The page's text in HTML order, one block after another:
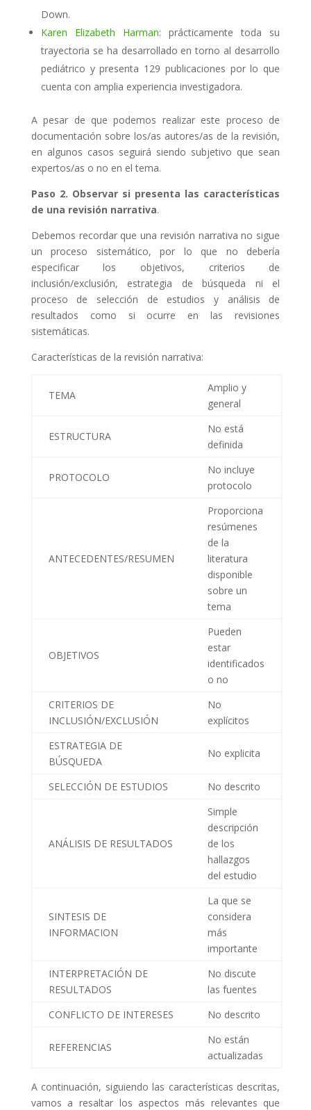
Down.
Karen Elizabeth Harman: prácticamente toda su
trayectoria se ha desarrollado en torno al desarrollo
pediátrico y presenta 129 publicaciones por lo que
cuenta con amplia experiencia investigadora.
A pesar de que podemos realizar este proceso de
documentación sobre los/as autores/as de la revisión,
en algunos casos seguirá siendo subjetivo que sean
expertos/as o no en el tema.
Paso 2. Observar si presenta las características
de una revisión narrativa.
Debemos recordar que una revisión narrativa no sigue
un proceso sistemático, por lo que no debería
especificar los objetivos, criterios de
inclusión/exclusión, estrategia de búsqueda ni el
proceso de selección de estudios y análisis de
resultados como si ocurre en las revisiones
sistemáticas.
Características de la revisión narrativa:
TEMA
Amplio y
general
ESTRUCTURA
No está
definida
PROTOCOLO
No incluye
protocolo
ANTECEDENTES/RESUMEN
Proporciona
resúmenes
de la
literatura
disponible
sobre un
tema
OBJETIVOS
Pueden
estar
identificados
o no
CRITERIOS DE
INCLUSIÓN/EXCLUSIÓN
No
explícitos
ESTRATEGIA DE
BÚSQUEDA
No explicita
SELECCIÓN DE ESTUDIOS No descrito
ANÁLISIS DE RESULTADOS
Simple
descripción
de los
hallazgos
del estudio
SINTESIS DE
INFORMACION
La que se
considera
más
importante
INTERPRETACIÓN DE
RESULTADOS
No discute
las fuentes
CONFLICTO DE INTERESES
No descrito
REFERENCIAS
No están
actualizadas
A continuación, siguiendo las características descritas,
vamos a resaltar los aspectos más relevantes que